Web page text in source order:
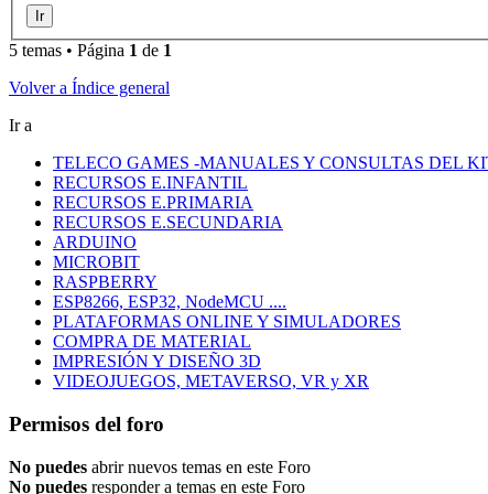
5 temas • Página 1 de 1
Volver a Índice general
Ir a
TELECO GAMES -MANUALES Y CONSULTAS DEL
RECURSOS E.INFANTIL
RECURSOS E.PRIMARIA
RECURSOS E.SECUNDARIA
ARDUINO
MICROBIT
RASPBERRY
ESP8266, ESP32, NodeMCU ....
PLATAFORMAS ONLINE Y SIMULADORES
COMPRA DE MATERIAL
IMPRESIÓN Y DISEÑO 3D
VIDEOJUEGOS, METAVERSO, VR y XR
Permisos del foro
No puedes abrir nuevos temas en este Foro
No puedes responder a temas en este Foro